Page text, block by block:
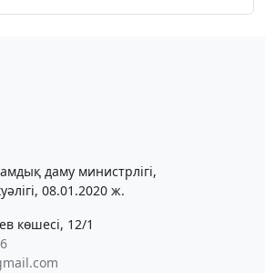
даму министрлігі,
08.01.2020 ж.
көшесі, 12/1